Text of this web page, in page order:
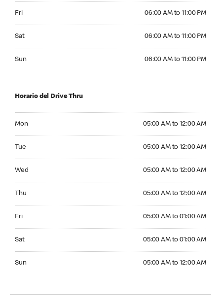
Fri 06:00 AM to 11:00 PM
Sat 06:00 AM to 11:00 PM
Sun 06:00 AM to 11:00 PM
Horario del Drive Thru
Mon 05:00 AM to 12:00 AM
Tue 05:00 AM to 12:00 AM
Wed 05:00 AM to 12:00 AM
Thu 05:00 AM to 12:00 AM
Fri 05:00 AM to 01:00 AM
Sat 05:00 AM to 01:00 AM
Sun 05:00 AM to 12:00 AM